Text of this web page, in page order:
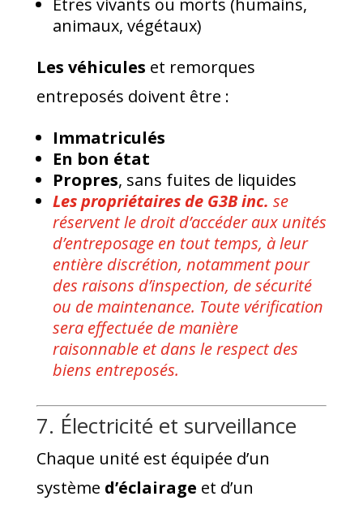
Êtres vivants ou morts (humains,
animaux, végétaux)
Les véhicules et remorques
entreposés doivent être :
Immatriculés
En bon état
Propres, sans fuites de liquides
Les propriétaires de G3B inc. se
réservent le droit d’accéder aux unités
d’entreposage en tout temps, à leur
entière discrétion, notamment pour
des raisons d’inspection, de sécurité
ou de maintenance. Toute vérification
sera effectuée de manière
raisonnable et dans le respect des
biens entreposés.
7. Électricité et surveillance
Chaque unité est équipée d’un
système d’éclairage et d’un